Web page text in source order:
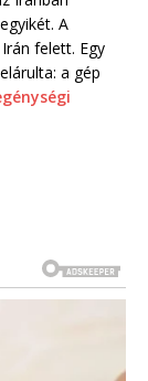
A
felett. Egy
a gép